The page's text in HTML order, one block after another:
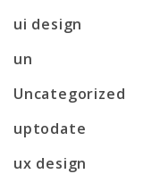
ui design
un
Uncategorized
uptodate
ux design